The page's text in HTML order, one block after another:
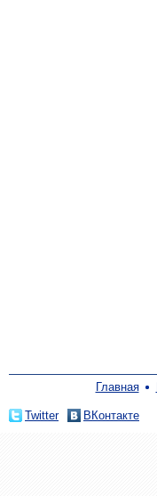
Главная
Twitter ВКонтакте